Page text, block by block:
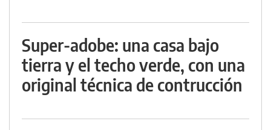
Super-adobe: una casa bajo
tierra y el techo verde, con una
original técnica de contrucción